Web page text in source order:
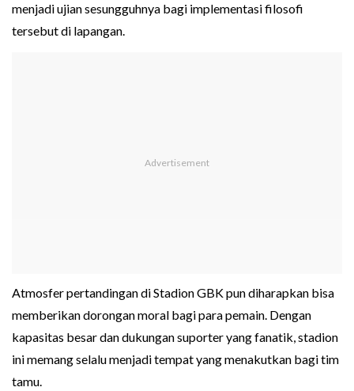
menjadi ujian sesungguhnya bagi implementasi filosofi
tersebut di lapangan.
Atmosfer pertandingan di Stadion GBK pun diharapkan bisa
memberikan dorongan moral bagi para pemain. Dengan
kapasitas besar dan dukungan suporter yang fanatik, stadion
ini memang selalu menjadi tempat yang menakutkan bagi tim
tamu.